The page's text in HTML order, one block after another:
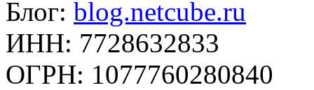
Блог: blog.netcube.ru
ИНН: 7728632833
ОГРН: 1077760280840